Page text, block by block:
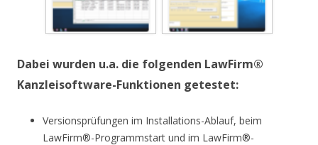
Dabei wurden u.a. die folgenden LawFirm®
Kanzleisoftware-Funktionen getestet:
Versionsprüfungen im Installations-Ablauf, beim
LawFirm®-Programmstart und im LawFirm®-